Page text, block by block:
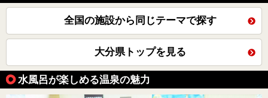
全国の施設から同じテーマで探す
大分県トップを見る
水風呂が楽しめる温泉の魅力